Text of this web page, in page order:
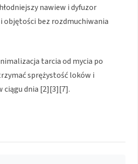
nawiew i dyfuzor
objętości bez rozdmuchiwania
tarcia od mycia po
sprężystość loków i
ciągu dnia [2][3][7].